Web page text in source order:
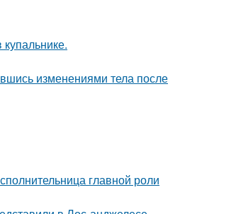
изменениями тела после
главной роли